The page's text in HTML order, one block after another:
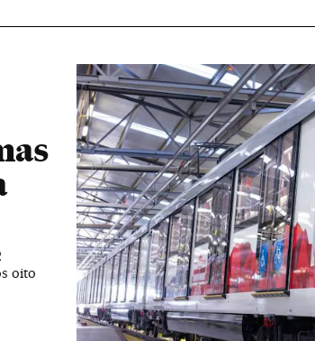
oito